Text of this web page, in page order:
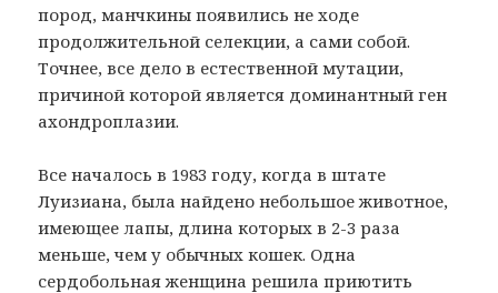
пород, манчкины появились не ходе
продолжительной селекции, а сами собой.
Точнее, все дело в естественной мутации,
причиной которой является доминантный ген
ахондроплазии.
Все началось в 1983 году, когда в штате
Луизиана, была найдено небольшое животное,
имеющее лапы, длина которых в 2-3 раза
меньше, чем у обычных кошек. Одна
сердобольная женщина решила приютить